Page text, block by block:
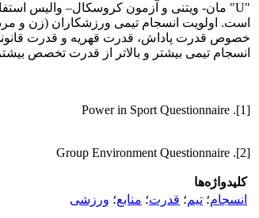
است. اولویت انسجام تیمی ورزشکاران (زن و
خصوص قدرت پاداش، قدرت قهریه و قدرت
انسجام تیمی بیشتر و بالاتر از قدرت تخصص
[1]. Power in Sport Questionnaire
[2]. Group Environment Questionnaire
کلیدواژه‌ها
انسجام؛ تیم؛ قدرت؛ منابع؛ ورزشی